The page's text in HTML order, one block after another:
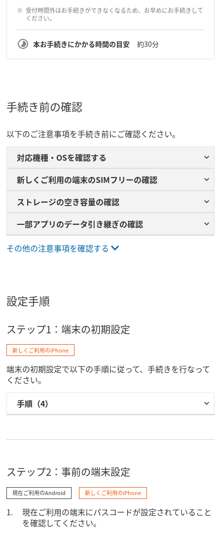
受付時間外はお手続きができなくなるため、お早めにお手続きして
ください。
本お手続きにかかる時間の目安 約30分
手続き前の確認
以下のご注意事項を手続き前にご確認ください。
対応機種・OSを確認する
新しくご利用の端末のSIMフリーの確認
ストレージの​空き容量の​確認
一部​アプリの​データ引き継ぎの​確認
その他の注意事項を確認する
設定手順
ステップ1：端末の初期設定
新しくご利用のiPhone
端末の初期設定で以下の手順に従って、手続きを行なって
ください。
手順（4）
ステップ2：事前の​端末設定
現在ご利用のAndroid 新しくご利用のiPhone
現在ご利用の端末にパスコードが設定されていること
を確認してください。